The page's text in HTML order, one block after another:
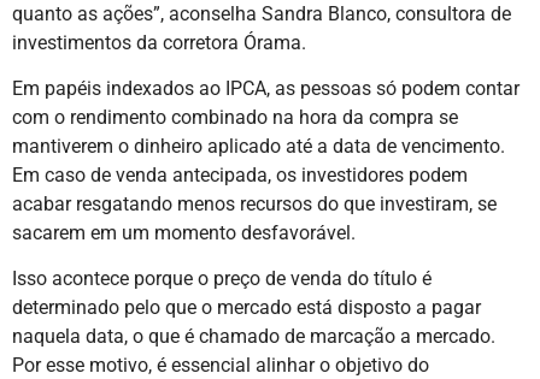
quanto as ações”, aconselha Sandra Blanco, consultora de
investimentos da corretora Órama.
Em papéis indexados ao IPCA, as pessoas só podem contar
com o rendimento combinado na hora da compra se
mantiverem o dinheiro aplicado até a data de vencimento.
Em caso de venda antecipada, os investidores podem
acabar resgatando menos recursos do que investiram, se
sacarem em um momento desfavorável.
Isso acontece porque o preço de venda do título é
determinado pelo que o mercado está disposto a pagar
naquela data, o que é chamado de marcação a mercado.
Por esse motivo, é essencial alinhar o objetivo do